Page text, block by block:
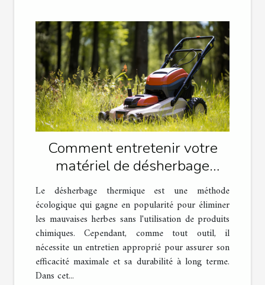
Comment entretenir votre
matériel de désherbage
thermique
Le désherbage thermique est une méthode
écologique qui gagne en popularité pour éliminer
les mauvaises herbes sans l'utilisation de produits
chimiques. Cependant, comme tout outil, il
nécessite un entretien approprié pour assurer son
efficacité maximale et sa durabilité à long terme.
Dans cet...